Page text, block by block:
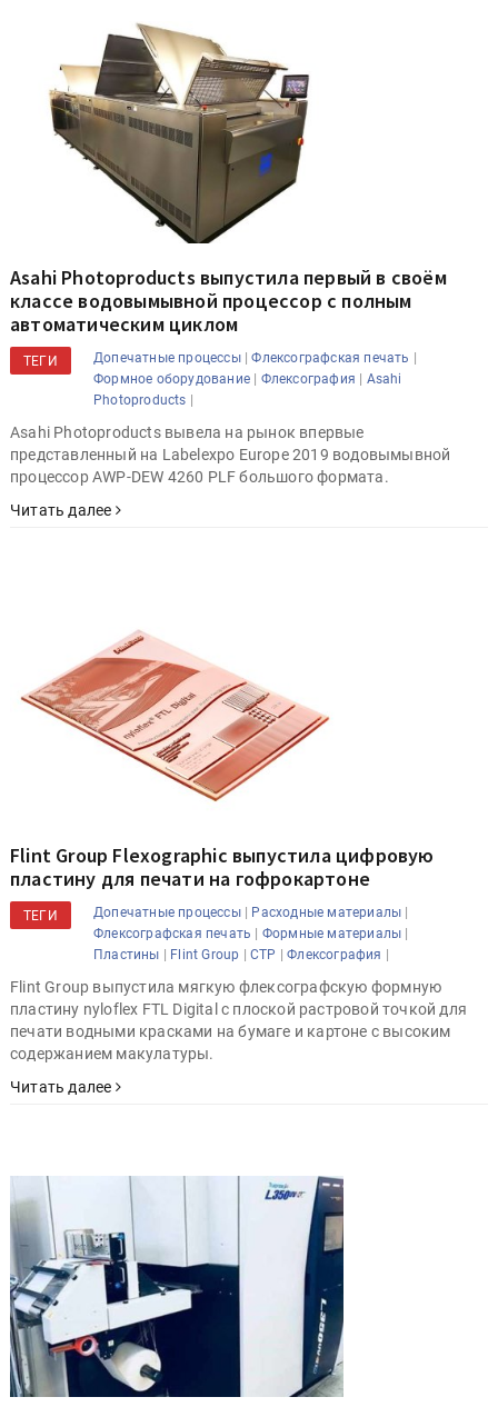
Asahi Photoproducts выпустила первый в своём
классе водовымывной процессор с полным
автоматическим циклом
ТЕГИ Допечатные процессы|Флексографская печать |
Формное оборудование | Флексография | Asahi
Photoproducts |
Asahi Photoproducts вывела на рынок впервые
представленный на Labelexpo Europe 2019 водовымывной
процессор AWP-DEW 4260 PLF большого формата.
Читать далее
Flint Group Flexographic выпустила цифровую
пластину для печати на гофрокартоне
ТЕГИ Допечатные процессы| Расходные материалы |
Флексографская печать | Формные материалы |
Пластины | Flint Group |CTP |Флексография |
Flint Group выпустила мягкую флексографскую формную
пластину nyloflex FTL Digital с плоской растровой точкой для
печати водными красками на бумаге и картоне с высоким
содержанием макулатуры.
Читать далее